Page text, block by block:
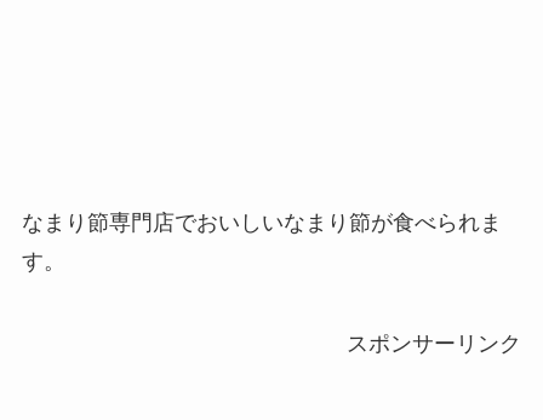
なまり節専門店でおいしいなまり節が食べられま
す。
スポンサーリンク